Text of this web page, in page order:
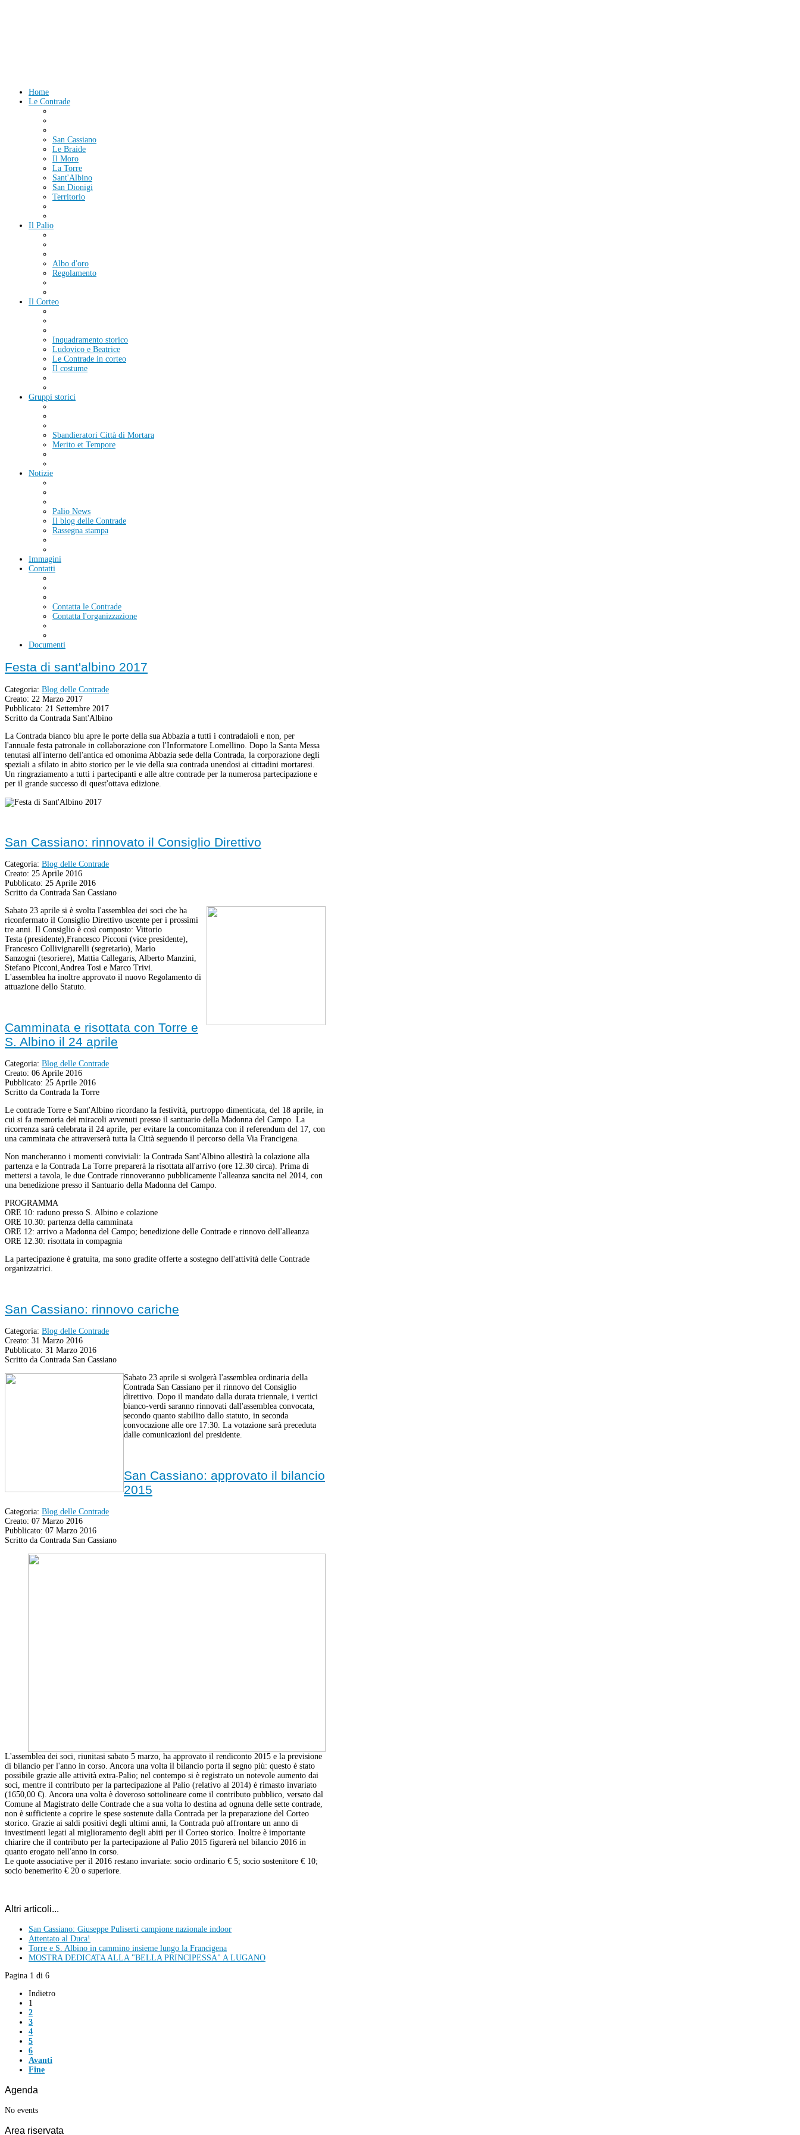
Home
Le Contrade
San Cassiano
Le Braide
Il Moro
La Torre
Sant'Albino
San Dionigi
Territorio
Il Palio
Albo d'oro
Regolamento
Il Corteo
Inquadramento storico
Ludovico e Beatrice
Le Contrade in corteo
Il costume
Gruppi storici
Sbandieratori Città di Mortara
Merito et Tempore
Notizie
Palio News
Il blog delle Contrade
Rassegna stampa
Immagini
Contatti
Contatta le Contrade
Contatta l'organizzazione
Documenti
Festa di sant'albino 2017
Categoria: Blog delle Contrade
Creato: 22 Marzo 2017
Pubblicato: 21 Settembre 2017
Scritto da Contrada Sant'Albino
La Contrada bianco blu apre le porte della sua Abbazia a tutti i contradaioli e non, per
l'annuale festa patronale in collaborazione con l'Informatore Lomellino. Dopo la Santa Messa
tenutasi all'interno dell'antica ed omonima Abbazia sede della Contrada, la corporazione degli
speziali a sfilato in abito storico per le vie della sua contrada unendosi ai cittadini mortaresi.
Un ringraziamento a tutti i partecipanti e alle altre contrade per la numerosa partecipazione e
per il grande successo di quest'ottava edizione.
San Cassiano: rinnovato il Consiglio Direttivo
Categoria: Blog delle Contrade
Creato: 25 Aprile 2016
Pubblicato: 25 Aprile 2016
Scritto da Contrada San Cassiano
Sabato 23 aprile si è svolta l'assemblea dei soci che ha
riconfermato il Consiglio Direttivo uscente per i prossimi
tre anni. Il Consiglio è così composto: Vittorio
Testa (presidente),Francesco Picconi (vice presidente),
Francesco Collivignarelli (segretario), Mario
Sanzogni (tesoriere), Mattia Callegaris, Alberto Manzini,
Stefano Picconi,Andrea Tosi e Marco Trivi.
L'assemblea ha inoltre approvato il nuovo Regolamento di
attuazione dello Statuto.
Camminata e risottata con Torre e
S. Albino il 24 aprile
Categoria: Blog delle Contrade
Creato: 06 Aprile 2016
Pubblicato: 25 Aprile 2016
Scritto da Contrada la Torre
Le contrade Torre e Sant'Albino ricordano la festività, purtroppo dimenticata, del 18 aprile, in
cui si fa memoria dei miracoli avvenuti presso il santuario della Madonna del Campo. La
ricorrenza sarà celebrata il 24 aprile, per evitare la concomitanza con il referendum del 17, con
una camminata che attraverserà tutta la Città seguendo il percorso della Via Francigena.
Non mancheranno i momenti conviviali: la Contrada Sant'Albino allestirà la colazione alla
partenza e la Contrada La Torre preparerà la risottata all'arrivo (ore 12.30 circa). Prima di
mettersi a tavola, le due Contrade rinnoveranno pubblicamente l'alleanza sancita nel 2014, con
una benedizione presso il Santuario della Madonna del Campo.
PROGRAMMA
ORE 10: raduno presso S. Albino e colazione
ORE 10.30: partenza della camminata
ORE 12: arrivo a Madonna del Campo; benedizione delle Contrade e rinnovo dell'alleanza
ORE 12.30: risottata in compagnia
La partecipazione è gratuita, ma sono gradite offerte a sostegno dell'attività delle Contrade
organizzatrici.
San Cassiano: rinnovo cariche
Categoria: Blog delle Contrade
Creato: 31 Marzo 2016
Pubblicato: 31 Marzo 2016
Scritto da Contrada San Cassiano
Sabato 23 aprile si svolgerà l'assemblea ordinaria della
Contrada San Cassiano per il rinnovo del Consiglio
direttivo. Dopo il mandato dalla durata triennale, i vertici
bianco-verdi saranno rinnovati dall'assemblea convocata,
secondo quanto stabilito dallo statuto, in seconda
convocazione alle ore 17:30. La votazione sarà preceduta
dalle comunicazioni del presidente.
San Cassiano: approvato il bilancio
2015
Categoria: Blog delle Contrade
Creato: 07 Marzo 2016
Pubblicato: 07 Marzo 2016
Scritto da Contrada San Cassiano
L'assemblea dei soci, riunitasi sabato 5 marzo, ha approvato il rendiconto 2015 e la previsione
di bilancio per l'anno in corso. Ancora una volta il bilancio porta il segno più: questo è stato
possibile grazie alle attività extra-Palio; nel contempo si è registrato un notevole aumento dai
soci, mentre il contributo per la partecipazione al Palio (relativo al 2014) è rimasto invariato
(1650,00 €). Ancora una volta è doveroso sottolineare come il contributo pubblico, versato dal
Comune al Magistrato delle Contrade che a sua volta lo destina ad ognuna delle sette contrade,
non è sufficiente a coprire le spese sostenute dalla Contrada per la preparazione del Corteo
storico. Grazie ai saldi positivi degli ultimi anni, la Contrada può affrontare un anno di
investimenti legati al miglioramento degli abiti per il Corteo storico. Inoltre è importante
chiarire che il contributo per la partecipazione al Palio 2015 figurerà nel bilancio 2016 in
quanto erogato nell'anno in corso.
Le quote associative per il 2016 restano invariate: socio ordinario € 5; socio sostenitore € 10;
socio benemerito € 20 o superiore.
Altri articoli...
San Cassiano: Giuseppe Puliserti campione nazionale indoor
Attentato al Duca!
Torre e S. Albino in cammino insieme lungo la Francigena
MOSTRA DEDICATA ALLA "BELLA PRINCIPESSA" A LUGANO
Pagina 1 di 6
Indietro
1
2
3
4
5
6
Avanti
Fine
Agenda
No events
Area riservata